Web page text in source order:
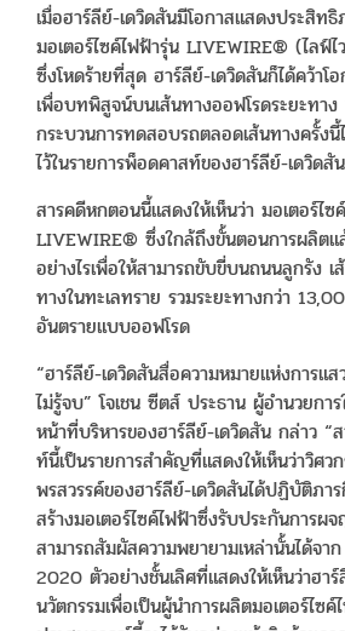
เมื่อฮาร์ลีย์-เดวิดสันมีโอกาสแสดงประสิท
มอเตอร์ไซค์ไฟฟ้ารุ่น LIVEWIRE® (ไลฟ์
ซึ่งโหดร้ายที่สุด ฮาร์ลีย์-เดวิดสันก็ได้คว้าโ
เพื่อบทพิสูจน์บนเส้นทางออฟโรดระยะทา
กระบวนการทดสอบรถตลอดเส้นทางครั้ง
ไว้ในรายการพ็อดคาสท์ของฮาร์ลีย์-เดวิดสั
สารคดีหกตอนนี้แสดงให้เห็นว่า มอเตอร์ไซ
LIVEWIRE® ซึ่งใกล้ถึงขั้นตอนการผลิตแ
อย่างไรเพื่อให้สามารถขับขี่บนถนนลูกรัง เ
ทางในทะเลทราย รวมระยะทางกว่า
อันตรายแบบออฟโรด
“ฮาร์ลีย์-เดวิดสันสื่อความหมายแห่งการแ
ไม่รู้จบ” โจเชน ซีตส์ ประธาน ผู้อำนวยกา
หน้าที่บริหารของฮาร์ลีย์-เดวิดสัน กล่าว “
ท์นี้เป็นรายการสำคัญที่แสดงให้เห็นว่าวิศ
พรสวรรค์ของฮาร์ลีย์-เดวิดสันได้ปฏิบัติภา
สร้างมอเตอร์ไซค์ไฟฟ้าซึ่งรับประกันการ
สามารถสัมผัสความพยายามเหล่านั้นได้จ
2020 ตัวอย่างชั้นเลิศที่แสดงให้เห็นว่าฮา
นวัตกรรมเพื่อเป็นผู้นำการผลิตมอเตอร์ไซค์